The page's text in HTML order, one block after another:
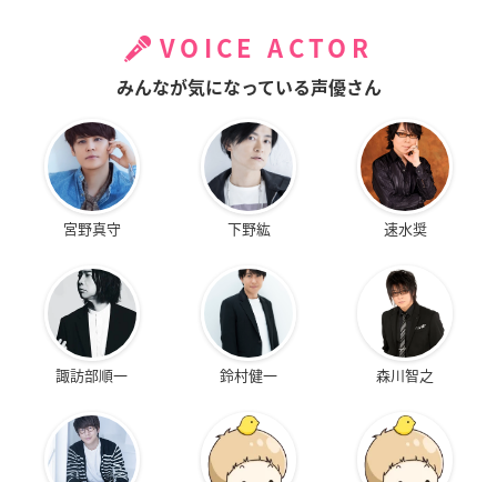
VOICE ACTOR
みんなが気になっている声優さん
宮野真守 下野紘 速水奨
諏訪部順一 鈴村健一 森川智之